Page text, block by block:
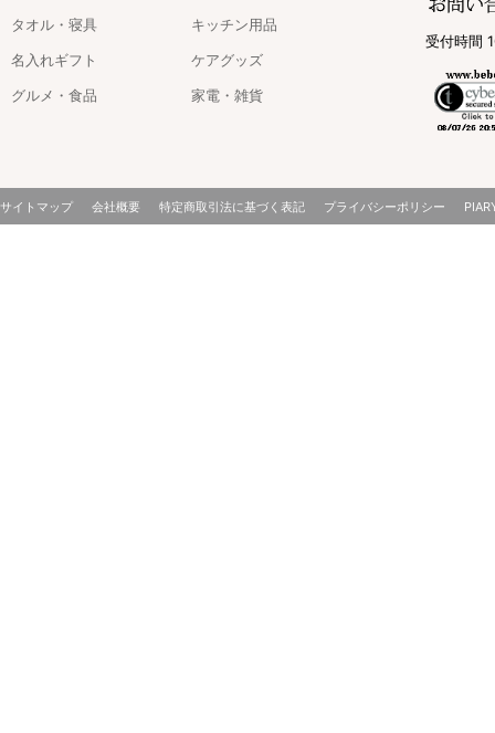
タオル・寝具
キッチン用品
名入れギフト
ケアグッズ
グルメ・食品
家電・雑貨
受付時間
サイトマップ 会社概要 特定商取引法に基づく表記 プライバシーポリシー